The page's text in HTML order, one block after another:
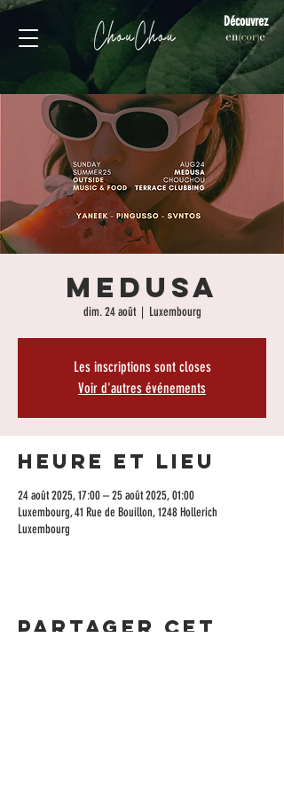
Découvrez
MEDUSA
dim. 24 août
  |
Luxembourg
Les inscriptions sont closes
Voir d'autres événements
Heure et lieu
24 août 2025, 17:00 – 25 août 2025, 01:00
Luxembourg, 41 Rue de Bouillon, 1248 Hollerich
Luxembourg
Partager cet